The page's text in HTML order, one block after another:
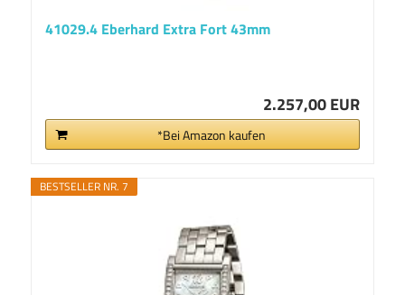
41029.4 Eberhard Extra Fort 43mm
2.257,00 EUR
*Bei Amazon kaufen
BESTSELLER NR. 7